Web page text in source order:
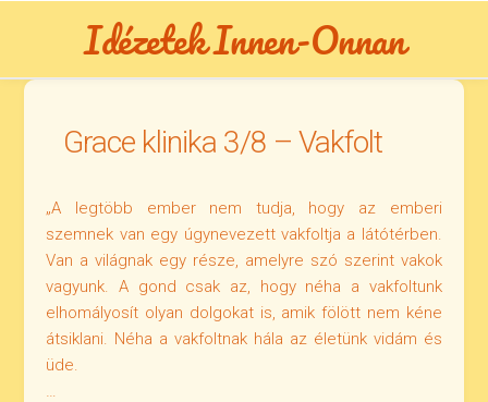
Idézetek Innen-Onnan
Grace klinika 3/8 – Vakfolt
„A legtöbb ember nem tudja, hogy az emberi
szemnek van egy úgynevezett vakfoltja a látótérben.
Van a világnak egy része, amelyre szó szerint vakok
vagyunk. A gond csak az, hogy néha a vakfoltunk
elhomályosít olyan dolgokat is, amik fölött nem kéne
átsiklani. Néha a vakfoltnak hála az életünk vidám és
üde.
…